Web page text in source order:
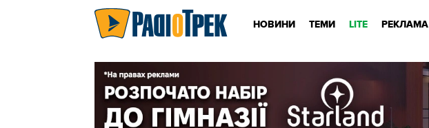
НОВИНИ ТЕМИ LITE РЕКЛАМА